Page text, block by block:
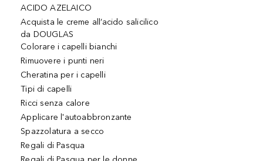
ACIDO AZELAICO
Acquista le creme all’acido salicilico
da DOUGLAS
Colorare i capelli bianchi
Rimuovere i punti neri
Cheratina per i capelli
Tipi di capelli
Ricci senza calore
Applicare l'autoabbronzante
Spazzolatura a secco
Regali di Pasqua